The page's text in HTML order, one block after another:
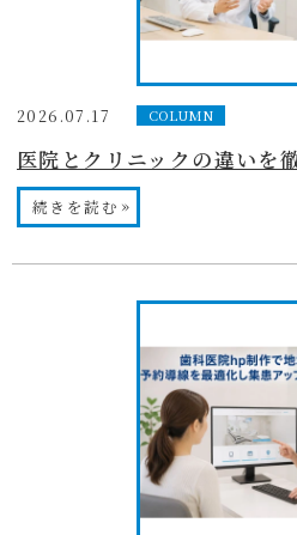
2026.07.17 COLUMN
続きを読む »